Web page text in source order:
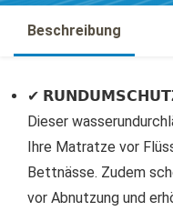
Beschreibung
✔
Dieser
Ihre Matratze vor
Bettnässe. Zudem
vor Abnutzung und